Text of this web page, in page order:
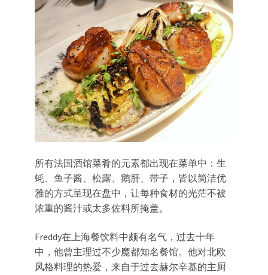
所有法国酒馆菜肴的元素都出现在菜单中：生
蚝、鱼子酱、松露、鹅肝、带子，皆以简洁优
雅的方式呈现在盘中，让每种食材的光茫不被
浓重的酱汁或太多佐料所掩盖。
Freddy在上海餐饮料中颇有名气，过去十年
中，他曾主理过不少魔都知名餐馆。他对北欧
风格料理的热爱，来自于过去赫尔辛基的主厨